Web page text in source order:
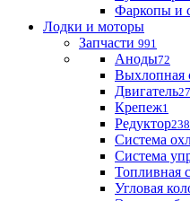
Фаркопы и
Лодки и моторы
Запчасти 991
Аноды72
Выхлопная
Двигатель
Крепеж1
Редуктор238
Система
Система
Топливная
Угловая